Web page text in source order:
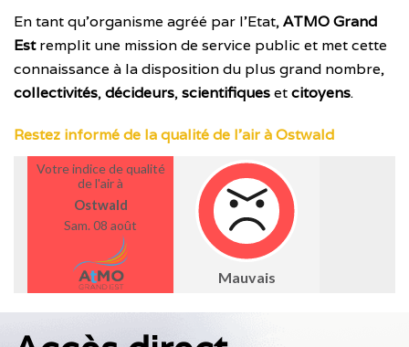
En tant qu’organisme agréé par l’Etat,ATMO Grand
Estremplit une mission de service public et met cette
connaissance à la disposition du plus grand nombre,
collectivités,décideurs,scientifiquesetcitoyens.
Restez informé de la qualité de l’air à Ostwald